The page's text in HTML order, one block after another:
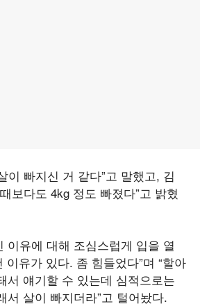
이 빠지신 거 같다”고 말했고, 김
보다도 4kg 정도 빠졌다”고 밝혔
이유에 대해 조심스럽게 입을 열
이유가 있다. 좀 힘들었다”며 “할아
서 얘기할 수 있는데 심적으로는
서 살이 빠지더라”고 털어놨다.